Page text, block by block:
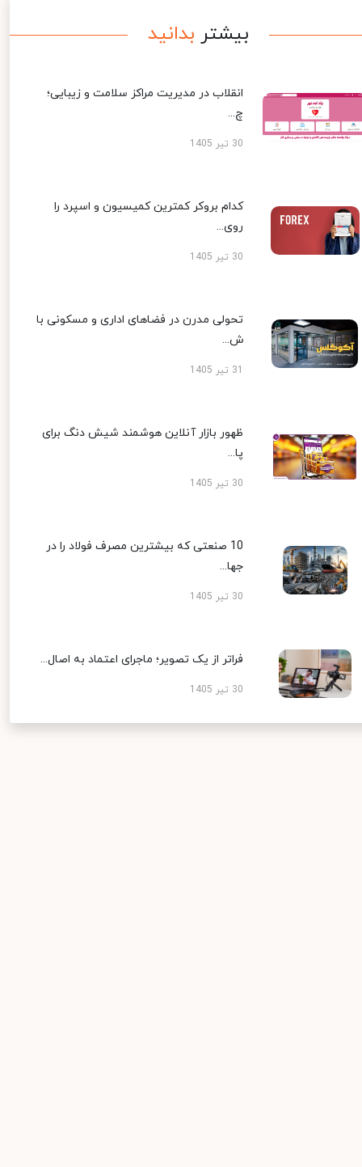
بیشتر بدانید
انقلاب در مدیریت مراکز سلامت و زیبایی؛
چ...
30 تیر 1405
کدام بروکر کمترین کمیسیون و اسپرد را
روی...
30 تیر 1405
تحولی مدرن در فضاهای اداری و مسکونی با
ش...
ظهور بازار آنلاین هوشمند شیش دنگ برای
پا...
30 تیر 1405
10 صنعتی که بیشترین مصرف فولاد را در
جها...
30 تیر 1405
فراتر از یک تصویر؛ ماجرای اعتماد به اصال...
30 تیر 1405